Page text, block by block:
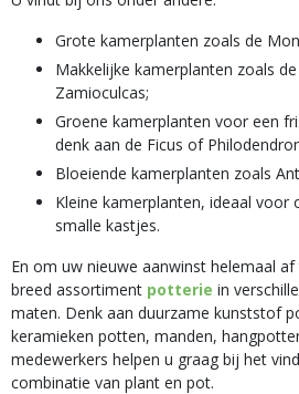
Grote kamerplanten zoals de
Makkelijke kamerplanten zoals
Zamioculcas;
Groene kamerplanten voor een
denk aan de Ficus of
Bloeiende kamerplanten zoals
Kleine kamerplanten, ideaal voor
smalle kastjes.
En om uw nieuwe aanwinst helemaal
breed assortiment potterie in
maten. Denk aan duurzame kunststof
keramieken potten, manden,
medewerkers helpen u graag bij het
combinatie van plant en pot.